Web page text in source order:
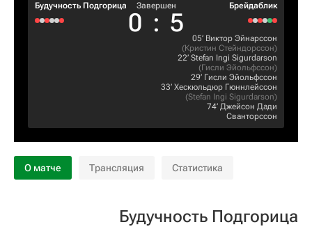
Будучность Подгорица Завершен
0 : 5
Брейдаблик
05‎’‎ Виктор Эйнарссон
(Кристин Стейндорссон)
22‎’‎ Stefan Ingi Sigurdarson
(Гисли Эйольфссон)
29‎’‎ Гисли Эйольфссон
33‎’‎ Хескюльдюр Гюннлейссон
(Stefan Ingi Sigurdarson)
74‎’‎ Джейсон Дади
Сванторссон
О матче Трансляция Статистика
Будучность Подгорица